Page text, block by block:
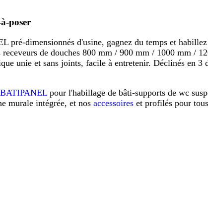
poser
pré-dimensionnés d'usine, gagnez du temps et
de douches 800 mm / 900 mm / 1000 mm /
unie et sans joints, facile à entretenir. Déclinés en
BATIPANEL pour l'habillage de bâti-supports de wc
murale intégrée, et nos accessoires et profilés pour